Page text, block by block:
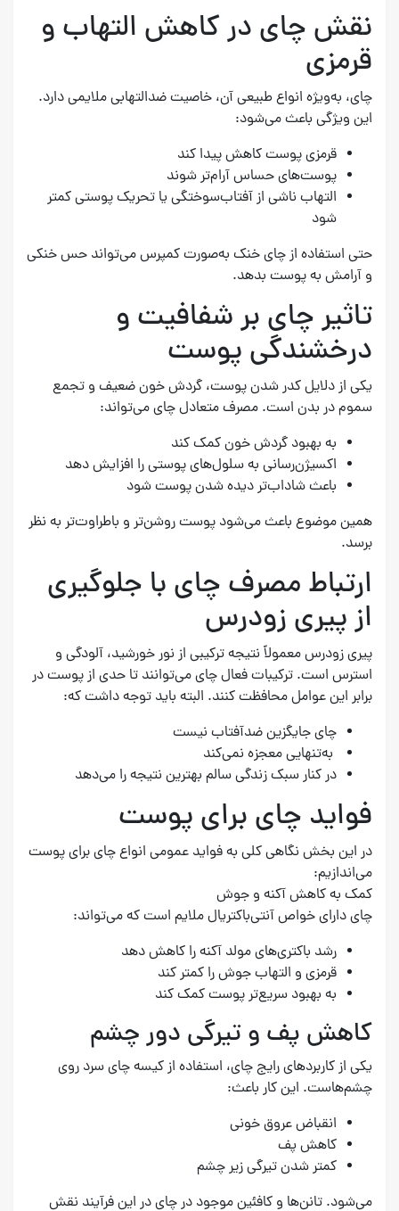
نقش چای در کاهش التهاب و
قرمزی
چای، به‌ویژه انواع طبیعی آن، خاصیت ضدالتهابی ملایمی دارد.
این ویژگی باعث می‌شود:
قرمزی پوست کاهش پیدا کند
پوست‌های حساس آرام‌تر شوند
التهاب ناشی از آفتاب‌سوختگی یا تحریک پوستی کمتر
شود
حتی استفاده از چای خنک به‌صورت کمپرس می‌تواند حس خنکی
و آرامش به پوست بدهد.
تاثیر چای بر شفافیت و
درخشندگی پوست
یکی از دلایل کدر شدن پوست، گردش خون ضعیف و تجمع
سموم در بدن است. مصرف متعادل چای می‌تواند:
به بهبود گردش خون کمک کند
اکسیژن‌رسانی به سلول‌های پوستی را افزایش دهد
باعث شاداب‌تر دیده شدن پوست شود
همین موضوع باعث می‌شود پوست روشن‌تر و باطراوت‌تر به نظر
برسد.
ارتباط مصرف چای با جلوگیری
از پیری زودرس
پیری زودرس معمولاً نتیجه ترکیبی از نور خورشید، آلودگی و
استرس است. ترکیبات فعال چای می‌توانند تا حدی از پوست در
برابر این عوامل محافظت کنند. البته باید توجه داشت که:
چای جایگزین ضدآفتاب نیست
به‌تنهایی معجزه نمی‌کند
در کنار سبک زندگی سالم بهترین نتیجه را می‌دهد
فواید چای برای پوست
در این بخش نگاهی کلی به فواید عمومی انواع چای برای پوست
می‌اندازیم:
کمک به کاهش آکنه و جوش
چای دارای خواص آنتی‌باکتریال ملایم است که می‌تواند:
رشد باکتری‌های مولد آکنه را کاهش دهد
قرمزی و التهاب جوش را کمتر کند
به بهبود سریع‌تر پوست کمک کند
کاهش پف و تیرگی دور چشم
یکی از کاربردهای رایج چای، استفاده از کیسه چای سرد روی
چشم‌هاست. این کار باعث:
انقباض عروق خونی
کاهش پف
کمتر شدن تیرگی زیر چشم
می‌شود. تانن‌ها و کافئین موجود در چای در این فرآیند نقش